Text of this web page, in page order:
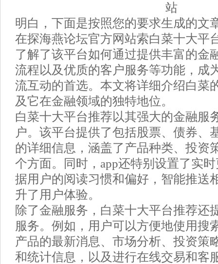
站
明白，下面是按照您的要求生成的文
在探海燕论坛官方网站索白菜十大平
了解了该平台如何通过提供丰富的金
流程以及优质的客户服务等功能，成
流互动的首选。本文将详细介绍白菜
及它在金融领域的独特地位。
白菜十大平台推荐以其强大的金融服
户。该平台提供了包括股票、债券、
的详细信息，涵盖了产品种类、投资
个方面。同时，app还特别设置了实
据用户的阅读习惯和偏好，智能推送
升了用户体验。
除了金融服务，白菜十大平台推荐还
服务。例如，用户可以方便地使用搜
产品的最新消息、市场分析、投资策
和统计信息，以及进行在线交易和客